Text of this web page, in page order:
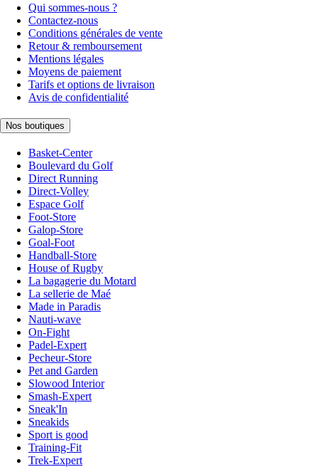
Qui sommes-nous ?
Contactez-nous
Conditions générales de vente
Retour & remboursement
Mentions légales
Moyens de paiement
Tarifs et options de livraison
Avis de confidentialité
Nos boutiques
Basket-Center
Boulevard du Golf
Direct Running
Direct-Volley
Espace Golf
Foot-Store
Galop-Store
Goal-Foot
Handball-Store
House of Rugby
La bagagerie du Motard
La sellerie de Maé
Made in Paradis
Nauti-wave
On-Fight
Padel-Expert
Pecheur-Store
Pet and Garden
Slowood Interior
Smash-Expert
Sneak'In
Sneakids
Sport is good
Training-Fit
Trek-Expert